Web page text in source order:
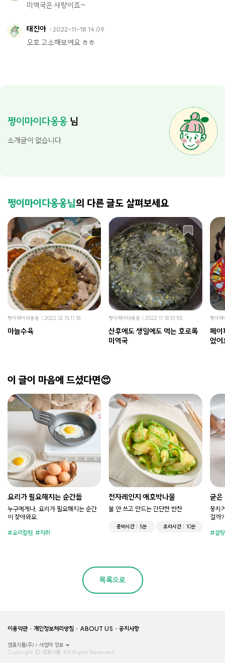
미역국은 사랑이죠~
태진아 2022-11-18 14:09
오호 고소해보여요 ㅎㅎ
쩡이마이다옹옹 님
소개글이 없습니다.
쩡이마이다옹옹님의 다른 글도 살펴보세요
쩡이마이다옹옹 2022.12.15 11:18
마늘수육
쩡이마이다옹옹 2022.11.18 10:55
산후에도 생일에도 먹는 호로록
미역국
쩡이마
페이
었어
이 글이 마음에 드셨다면😍
요리가 필요해지는 순간들
누구에게나, 요리가 필요해지는 순간
이 찾아와요.
요리칼럼 자취
전자레인지 애호박나물
불 안 쓰고 만드는 간단한 반찬
준비시간 5분 조리시간 10분
굳은
뭉치
걸까?
설탕
목록으로
이용약관 개인정보처리방침 ABOUT US 공지사항
샘표식품(주)
사업자 정보
Copyright © 샘표식품, All Rights Reserved.